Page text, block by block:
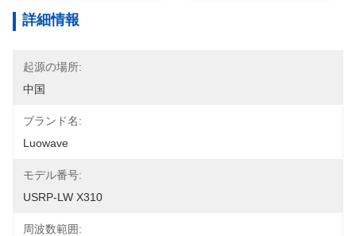
詳細情報
起源の場所:
中国
ブランド名:
Luowave
モデル番号:
USRP-LW X310
周波数範囲: